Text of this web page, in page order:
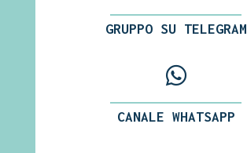
GRUPPO SU TELEGRAM

CANALE WHATSAPP